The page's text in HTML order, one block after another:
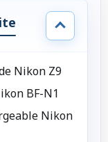
Nikon Z9
BF-N1
Nikon